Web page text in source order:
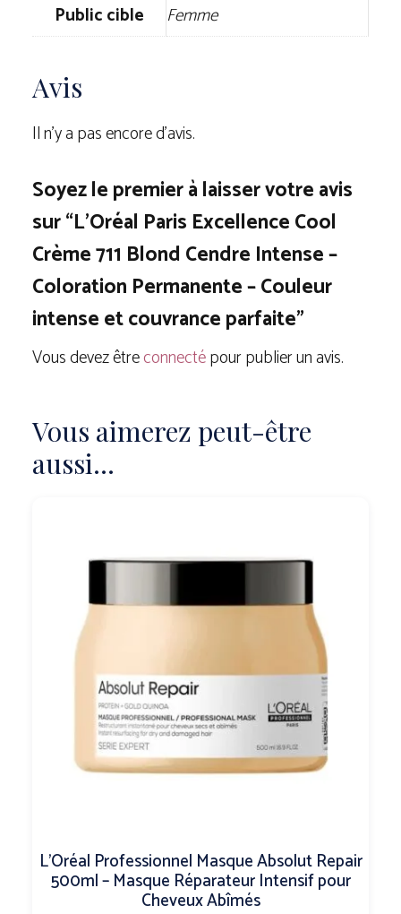
Public cible
Femme
Avis
Il n’y a pas encore d’avis.
Soyez le premier à laisser votre avis
sur “L’Oréal Paris Excellence Cool
Crème 711 Blond Cendre Intense –
Coloration Permanente – Couleur
intense et couvrance parfaite”
Vous devez êtreconnectépour publier un avis.
Vous aimerez peut-être
aussi…
L’Oréal Professionnel Masque Absolut Repair
500ml – Masque Réparateur Intensif pour
Cheveux Abîmés